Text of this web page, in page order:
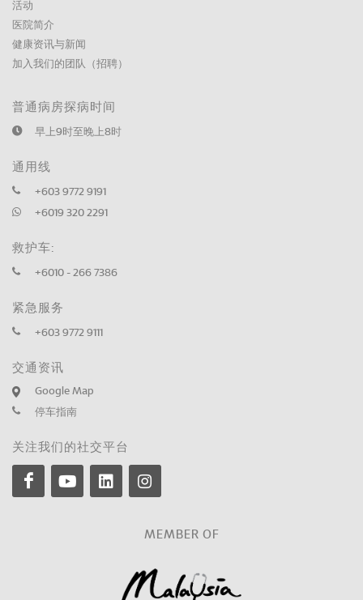
活动
医院简介
健康资讯与新闻
加入我们的团队（招聘）
普通病房探病时间
早上9时至晚上8时
通用线
+603 9772 9191
+6019 320 2291
救护车:
+6010 - 266 7386
紧急服务
+603 9772 9111
交通资讯
Google Map
停车指南
关注我们的社交平台
MEMBER OF